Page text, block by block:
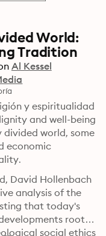
World:
Tradition
Al Kessel
y espiritualidad
and well-being
world, some
economic
David Hollenbach
analysis of the
that today's
rooted
social ethics